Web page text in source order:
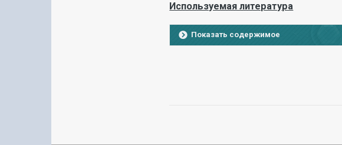
Используемая литература
Показать содержимое